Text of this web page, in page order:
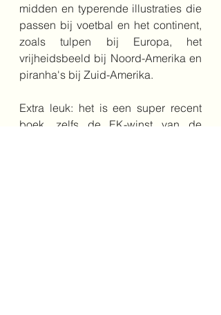
midden en typerende illustraties die
passen bij voetbal en het continent,
zoals tulpen bij Europa, het
vrijheidsbeeld bij Noord-Amerika en
piranha's bij Zuid-Amerika.
Extra leuk: het is een super recent
boek, zelfs de EK-winst van de